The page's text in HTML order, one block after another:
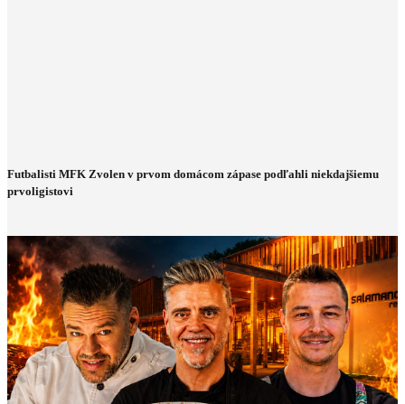
Futbalisti MFK Zvolen v prvom domácom zápase podľahli niekdajšiemu
prvoligistovi